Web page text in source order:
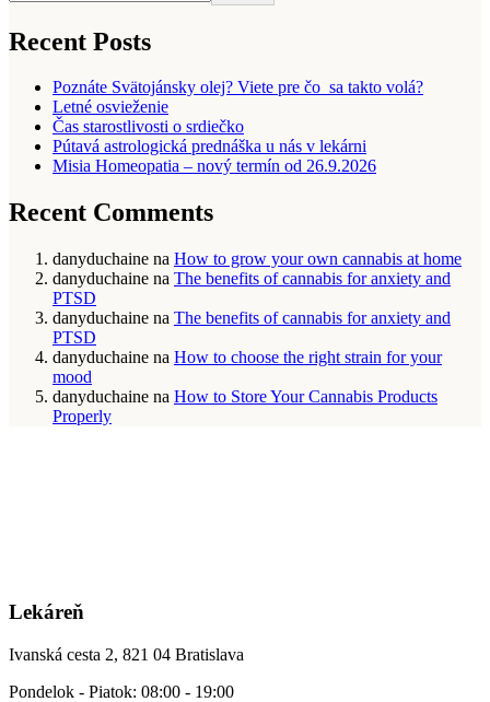
Recent Posts
Poznáte Svätojánsky olej? Viete pre čo sa takto volá?
Letné osvieženie
Čas starostlivosti o srdiečko
Pútavá astrologická prednáška u nás v lekárni
Misia Homeopatia – nový termín od 26.9.2026
Recent Comments
danyduchaine na How to grow your own cannabis at home
danyduchaine na The benefits of cannabis for anxiety and
PTSD
danyduchaine na The benefits of cannabis for anxiety and
PTSD
danyduchaine na How to choose the right strain for your
mood
danyduchaine na How to Store Your Cannabis Products
Properly
Lekáreň
Ivanská cesta 2, 821 04 Bratislava
Pondelok - Piatok: 08:00 - 19:00